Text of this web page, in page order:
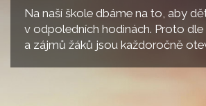
Na naší škole dbáme na to, aby
v odpoledních hodinách. Proto
a zájmů žáků jsou každoročně